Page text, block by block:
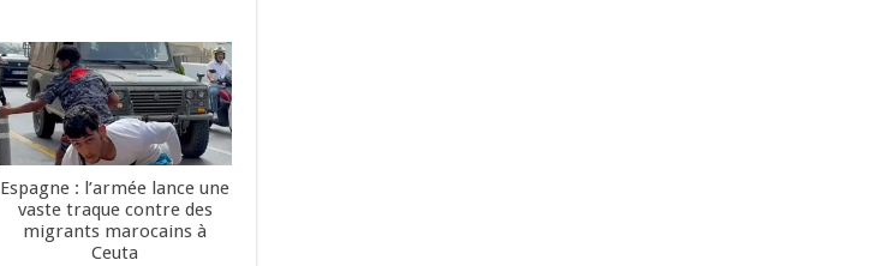
Espagne : l’armée lance une
vaste traque contre des
migrants marocains à
Ceuta